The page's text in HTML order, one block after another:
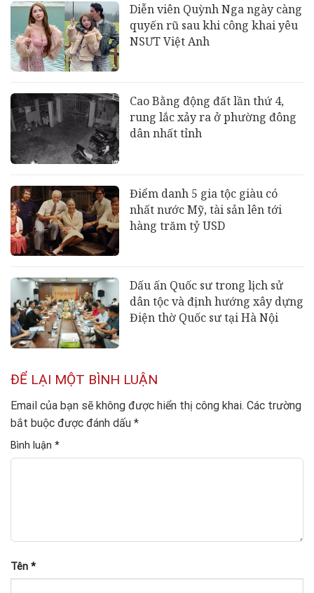
Diễn viên Quỳnh Nga ngày càng
quyến rũ sau khi công khai yêu
NSƯT Việt Anh
Cao Bằng động đất lần thứ 4,
rung lắc xảy ra ở phường đông
dân nhất tỉnh
Điểm danh 5 gia tộc giàu có
nhất nước Mỹ, tài sản lên tới
hàng trăm tỷ USD
Dấu ấn Quốc sư trong lịch sử
dân tộc và định hướng xây dựng
Điện thờ Quốc sư tại Hà Nội
ĐỂ LẠI MỘT BÌNH LUẬN
Email của bạn sẽ không được hiển thị công khai. Các trường
bắt buộc được đánh dấu *
Bình luận *
Tên *